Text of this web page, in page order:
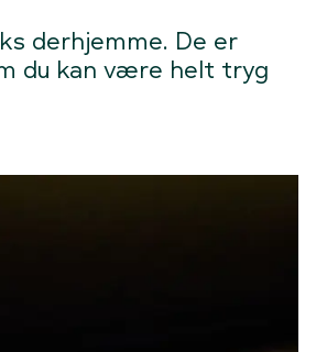
derhjemme. De er
du kan være helt tryg